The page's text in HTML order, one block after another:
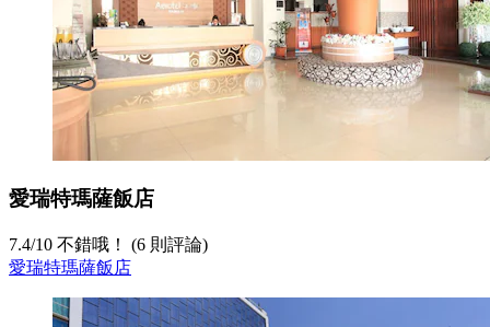
愛瑞特瑪薩飯店
7.4/10 不錯哦！ (6 則評論)
愛瑞特瑪薩飯店